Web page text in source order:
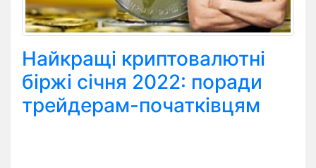
Найкращі криптовалютні
біржі січня 2022: поради
трейдерам-початківцям